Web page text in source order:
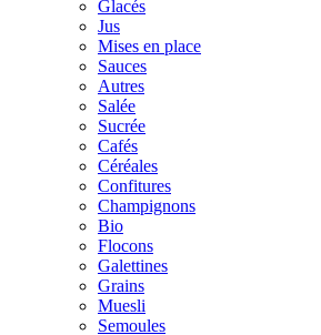
Glacés
Jus
Mises en place
Sauces
Autres
Salée
Sucrée
Cafés
Céréales
Confitures
Champignons
Bio
Flocons
Galettines
Grains
Muesli
Semoules